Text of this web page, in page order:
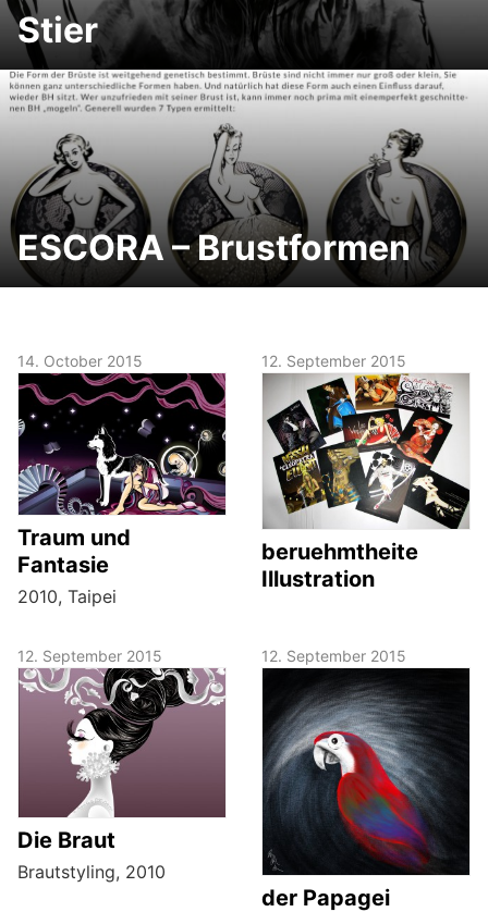
Stier
ESCORA – Brustformen
14. October 2015
Traum und
Fantasie
2010, Taipei
12. September 2015
beruehmtheite
Illustration
12. September 2015
Die Braut
Brautstyling, 2010
12. September 2015
der Papagei